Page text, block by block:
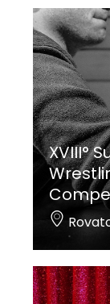
XVIII°